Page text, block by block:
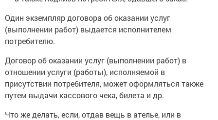
Один экземпляр договора об оказании услуг
(выполнении работ) выдается исполнителем
потребителю.
Договор об оказании услуг (выполнении работ) в
отношении услуги (работы), исполняемой в
присутствии потребителя, может оформляться также
путем выдачи кассового чека, билета и др.
Что же делать, если, отдав вещь в ателье, или в